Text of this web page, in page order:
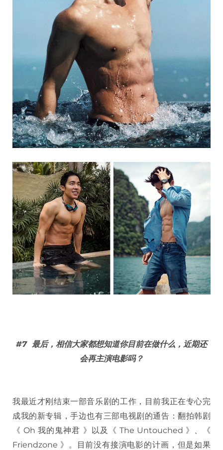
#7 最后，相信大家都想知道你目前在做什么，近期还
会再主演电影吗？
我最近才刚结束一部音乐剧的工作，目前我正在专心完
成我的新专辑，手边也有三部电视剧的通告：翻拍韩剧
《 Oh 我的鬼神君 》以及《 The Untouched 》、《
Friendzone 》。目前没有接演电影的计画，但是如果